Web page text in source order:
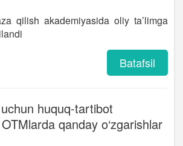
qilish akademiyasida oliy ta’limga
Batafsil
huquq-tartibot
qanday o‘zgarishlar